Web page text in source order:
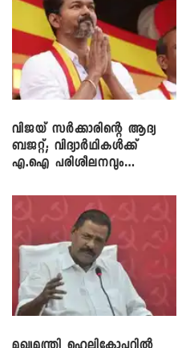
വിജയ് സർക്കാരിന്റെ ആദ്യ
ബജറ്റ്; വിദ്യാർഥികൾക്ക്
എ.ഐ പരിശീലനവും